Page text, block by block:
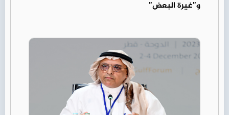
و”غيرة البعض”